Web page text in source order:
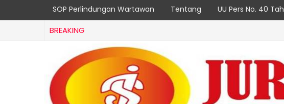
SOP Perlindungan Wartawan Tentang UU Pers No. 40
BREAKING